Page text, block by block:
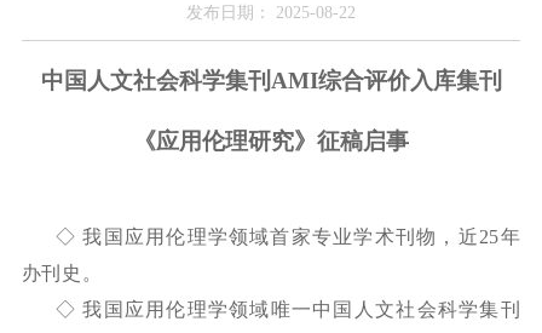
发布日期： 2025-08-22
中国人文社会科学集刊 AMI综合评价入库集刊
《应用伦理研究》征稿启事
◇ 我国应用伦理学领域首家专业学术刊物，近25年
办刊史。
◇ 我国应用伦理学领域唯一中国人文社会科学集刊